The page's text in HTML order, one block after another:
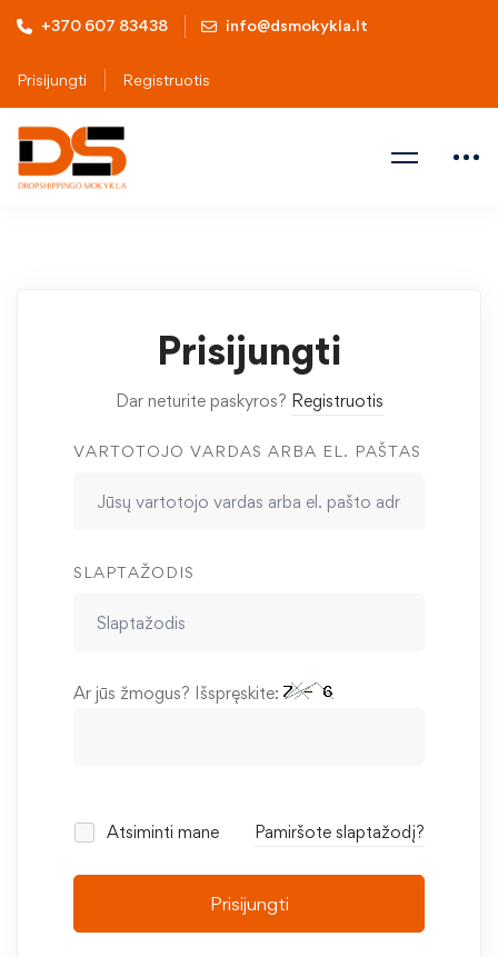
+370 607 83438 info@dsmokykla.lt
Prisijungti Registruotis
Prisijungti
Dar neturite paskyros? Registruotis
VARTOTOJO VARDAS ARBA EL. PAŠTAS
SLAPTAŽODIS
Ar jūs žmogus? Išspręskite:
Atsiminti mane Pamiršote slaptažodį?
Prisijungti